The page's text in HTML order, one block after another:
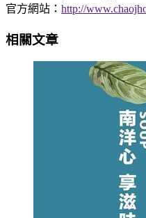
官方網站： http://
相關文章